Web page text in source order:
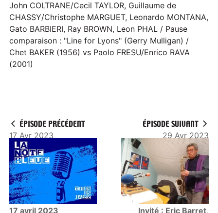
a
y
John COLTRANE/Cecil TAYLOR, Guillaume de
CHASSY/Christophe MARGUET, Leonardo MONTANA,
Gato BARBIERI, Ray BROWN, Leon PHAL / Pause
comparaison : "Line for Lyons" (Gerry Mulligan) /
Chet BAKER (1956) vs Paolo FRESU/Enrico RAVA
(2001)
ÉPISODE PRÉCÉDENT
17 Avr 2023
17 avril 2023
ÉPISODE SUIVANT
29 Avr 2023
Invité : Eric Barret,